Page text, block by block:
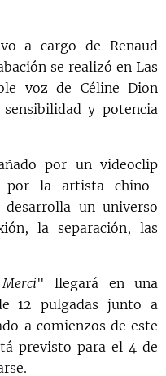
a cargo de Renaud
se realizó en Las
voz de Céline Dion
y potencia
por un videoclip
por la artista chino-
desarrolla un universo
la separación, las
" llegará en una
12 pulgadas junto a
a comienzos de este
previsto para el 4 de